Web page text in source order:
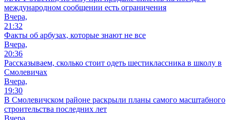
международном сообщении есть ограничения
Вчера,
21:32
Факты об арбузах, которые знают не все
Вчера,
20:36
Рассказываем, сколько стоит одеть шестиклассника в школу в
Смолевичах
Вчера,
19:30
В Смолевичском районе раскрыли планы самого масштабного
строительства последних лет
Вчера,